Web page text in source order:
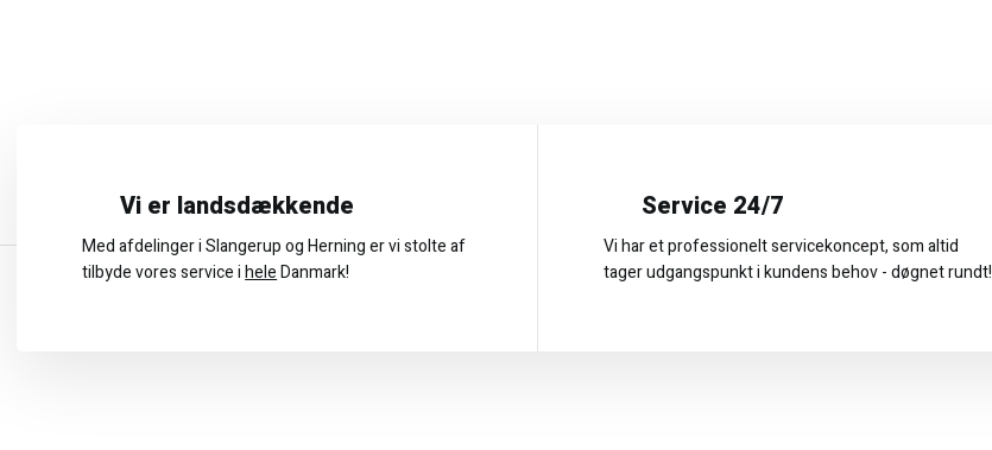
Vi er landsdækkende
Med afdelinger i Slangerup og Herning er vi stolte af
tilbyde vores service iheleDanmark!
Service 24/7
Vi har et professionelt servicekoncept, som altid
tager udgangspunkt i kundens behov - døgnet rundt!